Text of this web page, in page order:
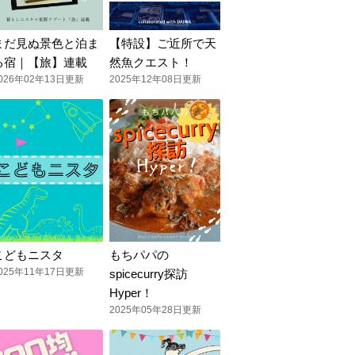
だ見ぬ景色と泊ま
宿｜【旅】連載
年02年13日更新
【特設】ご近所で天
然魚クエスト！
2025年12年08日更新
どもニスタ
年11年17日更新
もちパパの
spicecurry探訪
Hyper！
2025年05年28日更新